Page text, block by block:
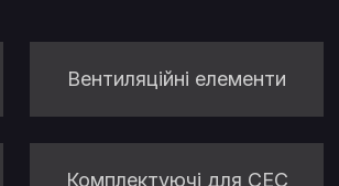
Вентиляційні елементи
Комплектуючі для СЕС